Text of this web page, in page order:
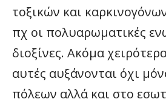
τοξικών και
πχ οι πολυαρωματικές
διοξίνες. Ακόμα
αυτές αυξάνονται όχι
πόλεων αλλά και στο